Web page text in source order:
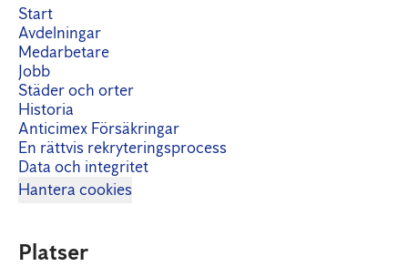
Start
Avdelningar
Medarbetare
Jobb
Städer och orter
Historia
Anticimex Försäkringar
En rättvis rekryteringsprocess
Data och integritet
Hantera cookies
Platser